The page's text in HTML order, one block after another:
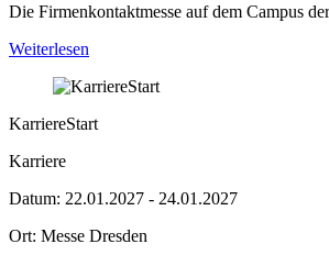
Die Firmenkontaktmesse auf dem Campus
Weiterlesen
KarriereStart
Karriere
Datum: 22.01.2027 - 24.01.2027
Ort: Messe Dresden